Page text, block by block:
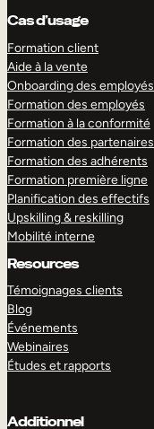
Cas d’usage
Formation client
Aide à la vente
Onboarding des employés
Formation des employés
Formation à la conformité
Formation des partenaires
Formation des adhérents
Formation première ligne
Planification des effectifs
Upskilling & reskilling
Mobilité interne
Resources
Témoignages clients
Blog
Événements
Webinaires
Études et rapports
Additionnel